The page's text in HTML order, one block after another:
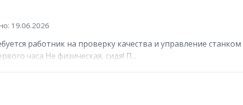
19.06.2026
работник на проверку качества и управление
часа Не физическая, сидя! П...